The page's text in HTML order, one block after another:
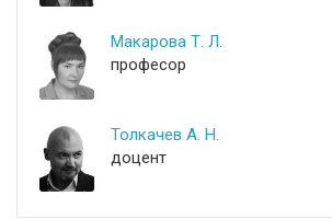
Макарова Т. Л.
професор
Толкачев А. Н.
доцент